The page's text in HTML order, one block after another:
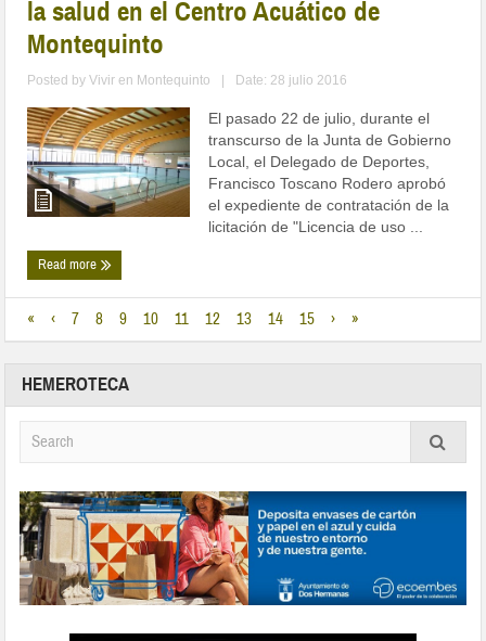
la salud en el Centro Acuático de
Montequinto
Posted byVivir en Montequinto Date: 28 julio 2016
El pasado 22 de julio, durante el
transcurso de la Junta de Gobierno
Local, el Delegado de Deportes,
Francisco Toscano Rodero aprobó
el expediente de contratación de la
licitación de "Licencia de uso ...
Read more
« ‹ 7 8 9 10 11 12 13 14 15 › »
HEMEROTECA